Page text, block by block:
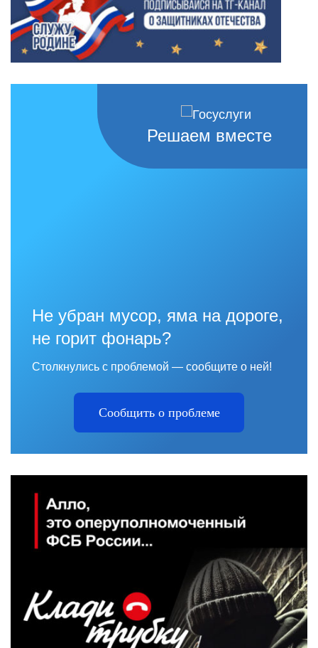
Решаем вместе
Не убран мусор, яма на дороге,
не горит фонарь?
Столкнулись с проблемой — сообщите о ней!
Сообщить о проблеме